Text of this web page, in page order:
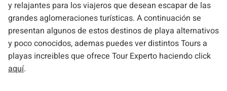
y relajantes para los viajeros que desean escapar de las
grandes aglomeraciones turísticas. A continuación se
presentan algunos de estos destinos de playa alternativos
y poco conocidos, ademas puedes ver distintos Tours a
playas increibles que ofrece Tour Experto haciendo click
aquí.